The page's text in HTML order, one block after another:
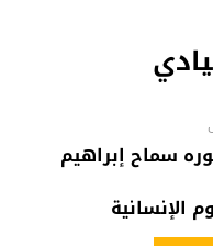
سماح إبراهيم
الإنسانية